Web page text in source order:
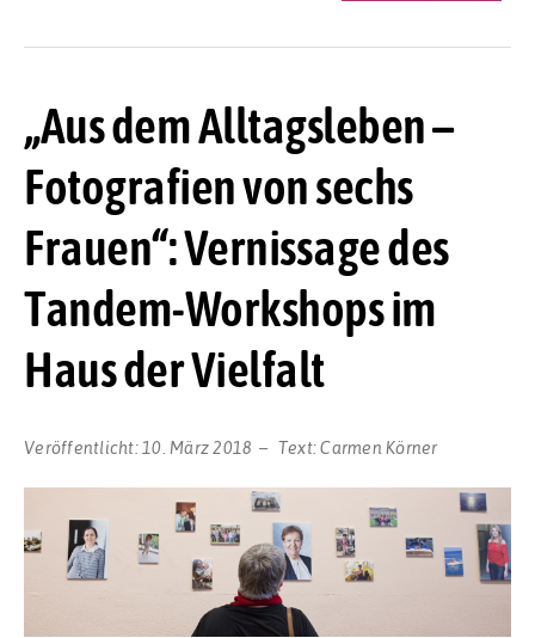
„Aus dem Alltagsleben –
Fotografien von sechs
Frauen“: Vernissage des
Tandem-Workshops im
Haus der Vielfalt
Veröffentlicht: 10. März 2018 Text:Carmen Körner